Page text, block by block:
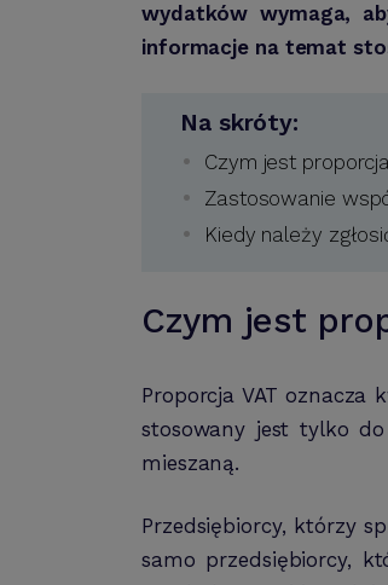
wydatków wymaga,
informacje na temat
Na skróty:
Czym jest proporcja
Zastosowanie
Kiedy należy
Czym jest
Proporcja VAT oznacza
stosowany jest tylko
mieszaną.
Przedsiębiorcy, którzy
samo przedsiębiorcy,